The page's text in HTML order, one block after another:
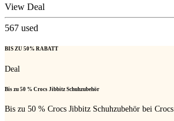
View Deal
567 used
BIS ZU 50% RABATT
Deal
Bis zu 50 % Crocs Jibbitz Schuhzubehör
Bis zu 50 % Crocs Jibbitz Schuhzubehör bei Crocs